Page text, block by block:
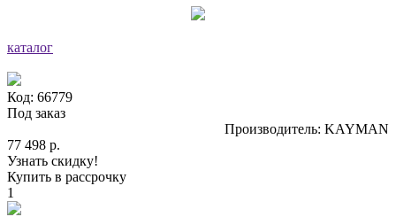
каталог
Код: 66779
Под заказ
Производитель: KAYMAN
77 498 р.
Узнать скидку!
Купить в рассрочку
1